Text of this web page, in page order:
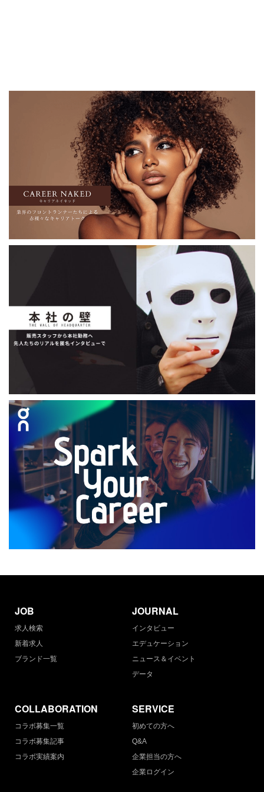
JOB
求人検索
新着求人
ブランド一覧
JOURNAL
インタビュー
エデュケーション
ニュース＆イベント
データ
COLLABORATION
コラボ募集一覧
コラボ募集記事
コラボ実績案内
SERVICE
初めての方へ
Q&A
企業担当の方へ
企業ログイン